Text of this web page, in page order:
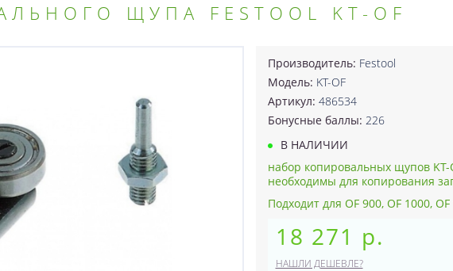
ЩУПА FESTOOL KT-OF
Производитель: Festool
Модель: KT-OF
Артикул: 486534
Бонусные баллы: 226
В НАЛИЧИИ
набор копировальных щупов KT-
необходимы для копирования
Подходит для OF 900, OF 1000,
18 271 р.
НАШЛИ ДЕШЕВЛЕ?